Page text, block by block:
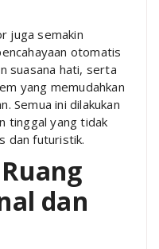
juga semakin
otomatis
suasana hati, serta
yang memudahkan
Semua ini dilakukan
tinggal yang tidak
dan futuristik.
dan